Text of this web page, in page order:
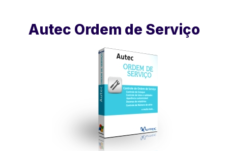
Autec Ordem de Serviço